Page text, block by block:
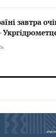
завтра